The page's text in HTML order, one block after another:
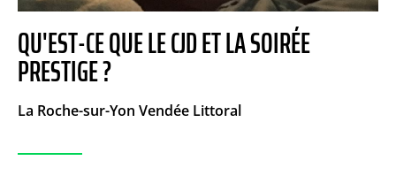
QU'EST-CE QUE LE CJD ET LA SOIRÉE
PRESTIGE ?
La Roche-sur-Yon Vendée Littoral